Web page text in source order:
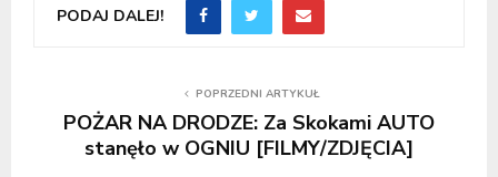
PODAJ DALEJ!
POPRZEDNI ARTYKUŁ
POŻAR NA DRODZE: Za Skokami AUTO
stanęło w OGNIU [FILMY/ZDJĘCIA]